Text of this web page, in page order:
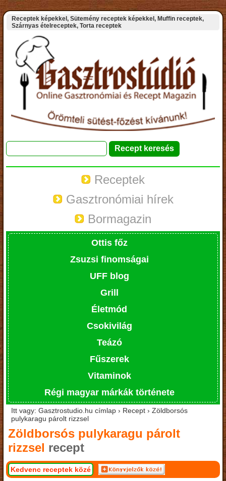
Receptek képekkel, Sütemény receptek képekkel, Muffin receptek,
Szárnyas ételreceptek, Torta receptek
Receptek
Gasztronómiai hírek
Bormagazin
Ottis főz
Zsuzsi finomságai
UFF blog
Grill
Életmód
Csokivilág
Teázó
Fűszerek
Vitaminok
Régi magyar márkák története
Itt vagy: Gasztrostudio.hu címlap › Recept › Zöldborsós
pulykaragu párolt rizzsel
Zöldborsós pulykaragu párolt
rizzsel recept
Kedvenc receptek közé